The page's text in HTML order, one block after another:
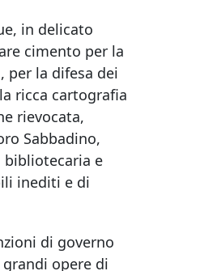
in delicato
cimento per la
per la difesa dei
ricca cartografia
rievocata,
Sabbadino,
bibliotecaria e
inediti e di
di governo
opere di